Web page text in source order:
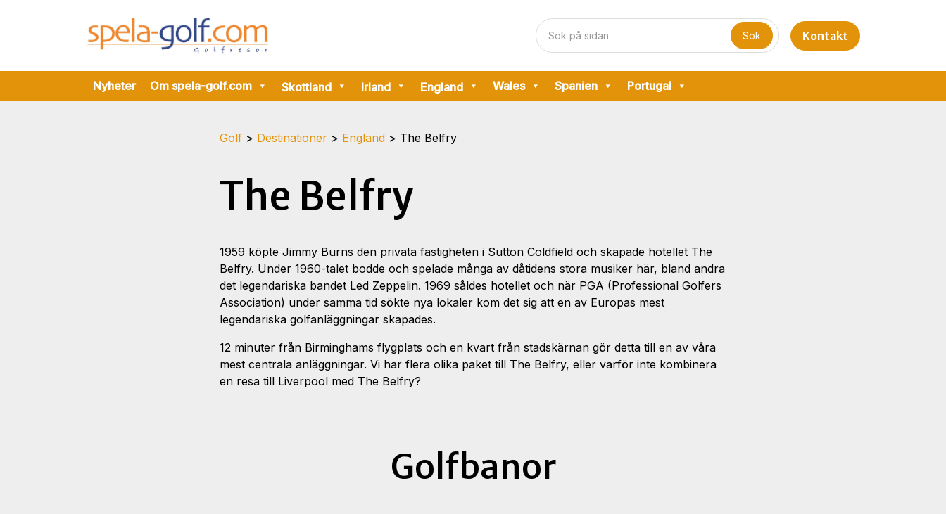
Kontakt
Nyheter Om spela-golf.com Skottland Irland England Wales Spanien Portugal
Golf > Destinationer > England > The Belfry
The Belfry
1959 köpte Jimmy Burns den privata fastigheten i Sutton Coldfield och skapade hotellet The
Belfry. Under 1960-talet bodde och spelade många av dåtidens stora musiker här, bland andra
det legendariska bandet Led Zeppelin. 1969 såldes hotellet och när PGA (Professional Golfers
Association) under samma tid sökte nya lokaler kom det sig att en av Europas mest
legendariska golfanläggningar skapades.
12 minuter från Birminghams flygplats och en kvart från stadskärnan gör detta till en av våra
mest centrala anläggningar. Vi har flera olika paket till The Belfry, eller varför inte kombinera
en resa till Liverpool med The Belfry?
Golfbanor